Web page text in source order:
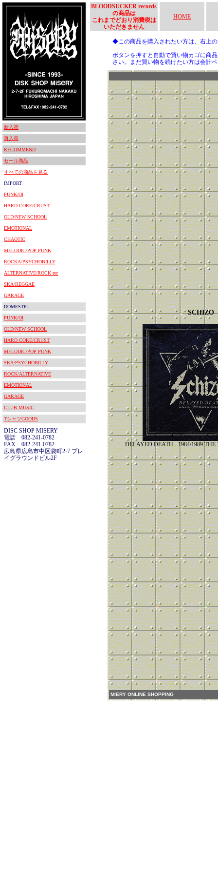
新入荷
再入荷
RECOMMEND
セール商品
すべての商品を見る
IMPORT
PUNK/OI
HARD CORE/CRUST
OLD/NEW SCHOOL
EMOTIONAL
CHAOTIC
MELODIC/POP PUNK
ROCKA/PSYCHOBILLY
ALTERNATIVE/ROCK etc
SKA/REGGAE
GARAGE
DOMESTIC
PUNK/OI
OLD/NEW SCHOOL
HARD CORE/CRUST
MELODIC/POP PUNK
SKA/PSYCHOBILLY
ROCK/ALTERNATIVE
EMOTIONAL
GARAGE
CLUB MUSIC
TシャツGOODS
DISC SHOP MISERY
電話 082-241-0782
FAX 082-241-0782
広島県広島市中区袋町2-7 プレ
イグラウンドビル2F
BLOODSUCKER records
の商品は
これまでどおり消費税は
いただきません
HOME
◆この商品を購入されたい方は、右上
ボタンを押すと自動で買い物カゴに商
さい。まだ買い物を続けたい方は会計
SCHIZO
DELAYED DEATH - 1984/1989
MIERY ONLINE SHOPPING